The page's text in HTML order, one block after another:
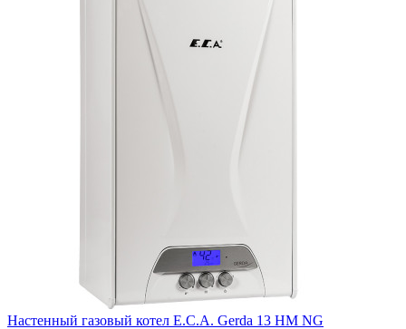
Настенный газовый котел E.C.A. Gerda 13 HM NG